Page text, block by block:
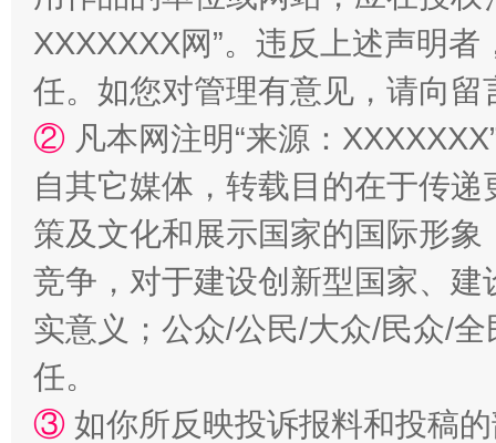
扯下公款旅游的“隐身衣” 如何以
XXXXXXX网”。违反上述声明
任。如您对管理有意见，请向
② 凡本网注明“来源：
自其它媒体，转载目的在于传
策及文化和展示国家的国际形
竞争，对于建设创新型国家、
实意义；公众/公民/大众/民众/
任。
③ 如你所反映投诉报料和投稿